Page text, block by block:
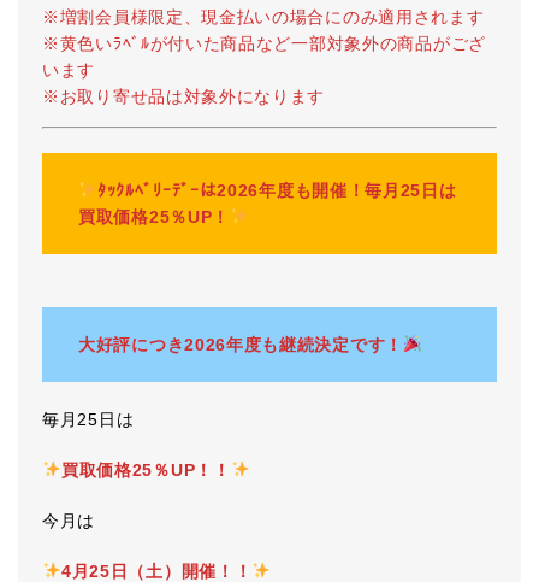
※増割会員様限定、現金払いの場合にのみ適用されます
※黄色いﾗﾍﾞﾙが付いた商品など一部対象外の商品がござ
います
※お取り寄せ品は対象外になります
ﾀｯｸﾙﾍﾞﾘｰﾃﾞｰは2026年度も開催！毎月25日は
買取価格25％UP！
大好評につき2026年度も継続決定です！
毎月25日は
買取価格25％UP！！
今月は
4月25日（土）開催！！